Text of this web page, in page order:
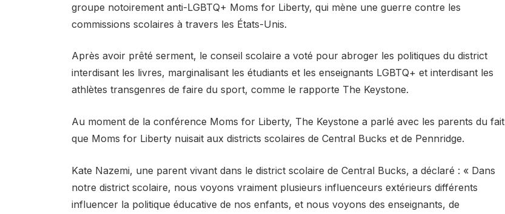
groupe notoirement anti-LGBTQ+ Moms for Liberty, qui mène une guerre contre les
commissions scolaires à travers les États-Unis.
Après avoir prêté serment, le conseil scolaire a voté pour abroger les politiques du district
interdisant les livres, marginalisant les étudiants et les enseignants LGBTQ+ et interdisant les
athlètes transgenres de faire du sport, comme le rapporte The Keystone.
Au moment de la conférence Moms for Liberty, The Keystone a parlé avec les parents du fait
que Moms for Liberty nuisait aux districts scolaires de Central Bucks et de Pennridge.
Kate Nazemi, une parent vivant dans le district scolaire de Central Bucks, a déclaré : « Dans
notre district scolaire, nous voyons vraiment plusieurs influenceurs extérieurs différents
influencer la politique éducative de nos enfants, et nous voyons des enseignants, de